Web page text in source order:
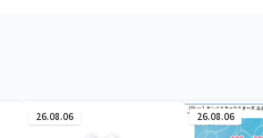
26.08.06 26.08.06